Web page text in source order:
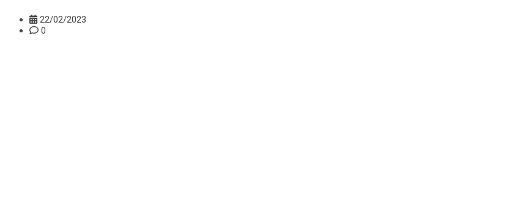
22/02/2023
0